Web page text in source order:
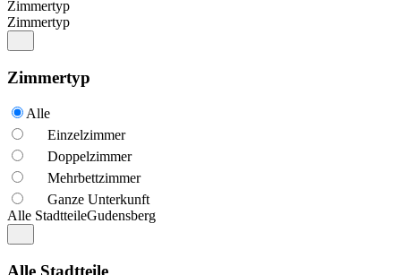
Zimmertyp
Zimmertyp
Zimmertyp
Alle
Einzelzimmer
Doppelzimmer
Mehrbettzimmer
Ganze Unterkunft
Alle StadtteileGudensberg
Alle Stadtteile